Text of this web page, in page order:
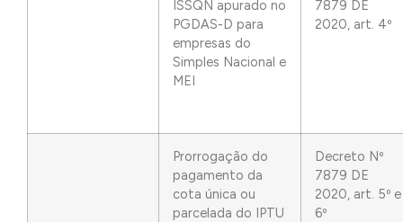
ISSQN apurado no
PGDAS-D para
empresas do
Simples Nacional e
MEI
7879 DE
2020, art. 4º
Prorrogação do
pagamento da
cota única ou
parcelada do IPTU
Decreto Nº
7879 DE
2020, art. 5º e
6º